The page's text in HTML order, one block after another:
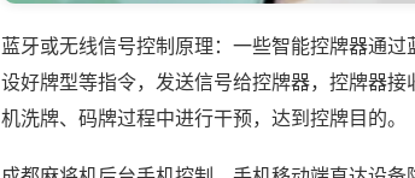
蓝牙或无线信号控制原理：一些智能控牌器通
设好牌型等指令，发送信号给控牌器，控牌器
机洗牌、码牌过程中进行干预，达到控牌目的。